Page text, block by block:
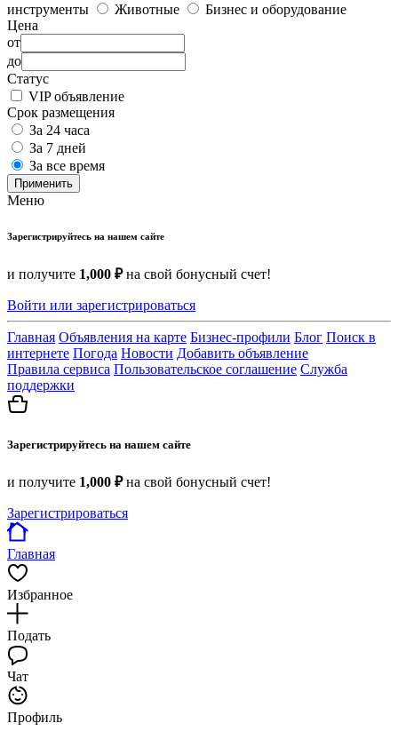
инструменты
Животные
Бизнес и оборудование
Цена
от
до
Статус
VIP объявление
Срок размещения
За 24 часа
За 7 дней
За все время
Применить
Меню
Зарегистрируйтесь на нашем сайте
и получите 1,000 ₽на свой бонусный счет!
Войти или зарегистрироваться
Главная Объявления на карте Бизнес-профили Блог Поиск в
интернете Погода Новости Добавить объявление
Правила сервиса Пользовательское соглашение Служба
поддержки
Зарегистрируйтесь на нашем сайте
и получите 1,000 ₽на свой бонусный счет!
Зарегистрироваться
Главная
Избранное
Подать
Чат
Профиль